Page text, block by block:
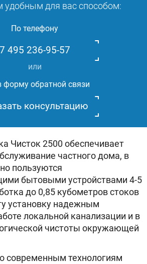
для вас способом:
По телефону
7 495 236-95-57
или
форму обратной связи
консультацию
Чисток 2500 обеспечивает
частного дома, в
пользуются
бытовыми устройствами 4-5
до 0,85 кубометров стоков
установку надежным
локальной канализации и в
чистоты окружающей
современным технологиям